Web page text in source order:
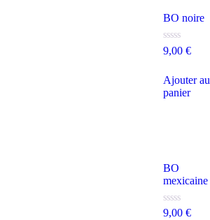
BO noire
Note
5
9,00 €
Ajouter au
panier
BO
mexicaine
Note
9,00 €